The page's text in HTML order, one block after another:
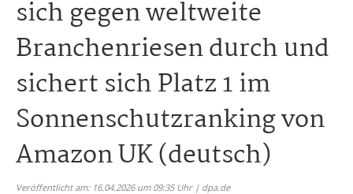
sich gegen weltweite
Branchenriesen durch und
sichert sich Platz 1 im
Sonnenschutzranking von
Amazon UK (deutsch)
Veröffentlicht am: 16.04.2026 um 09:35 Uhr | dpa.de